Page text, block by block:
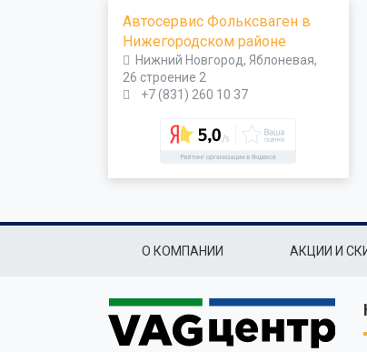
Автосервис Фольксваген в
Нижегородском районе
Нижний Новгород, Яблоневая,
26 строение 2
+7 (831) 260 10 37
О КОМПАНИИ АКЦИИ И